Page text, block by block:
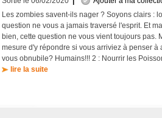
Les zombies savent-ils nager ? Soyons clairs :
question ne vous a jamais traversé l'esprit. Et
bien, cette question ne vous vient toujours pas.
mesure d'y répondre si vous arriviez à penser à
vous obnubile? Humains!!! 2 : Nourrir les
lire la suite